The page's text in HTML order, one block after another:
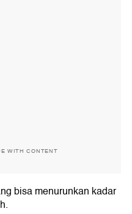
WITH CONTENT
bisa menurunkan kadar